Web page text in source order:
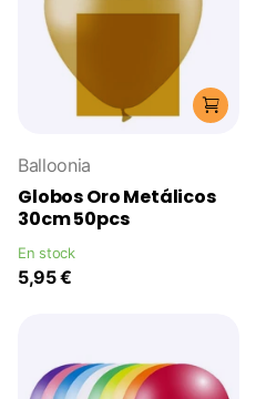
Balloonia
Globos Oro Metálicos
30cm 50pcs
En stock
5,95 €